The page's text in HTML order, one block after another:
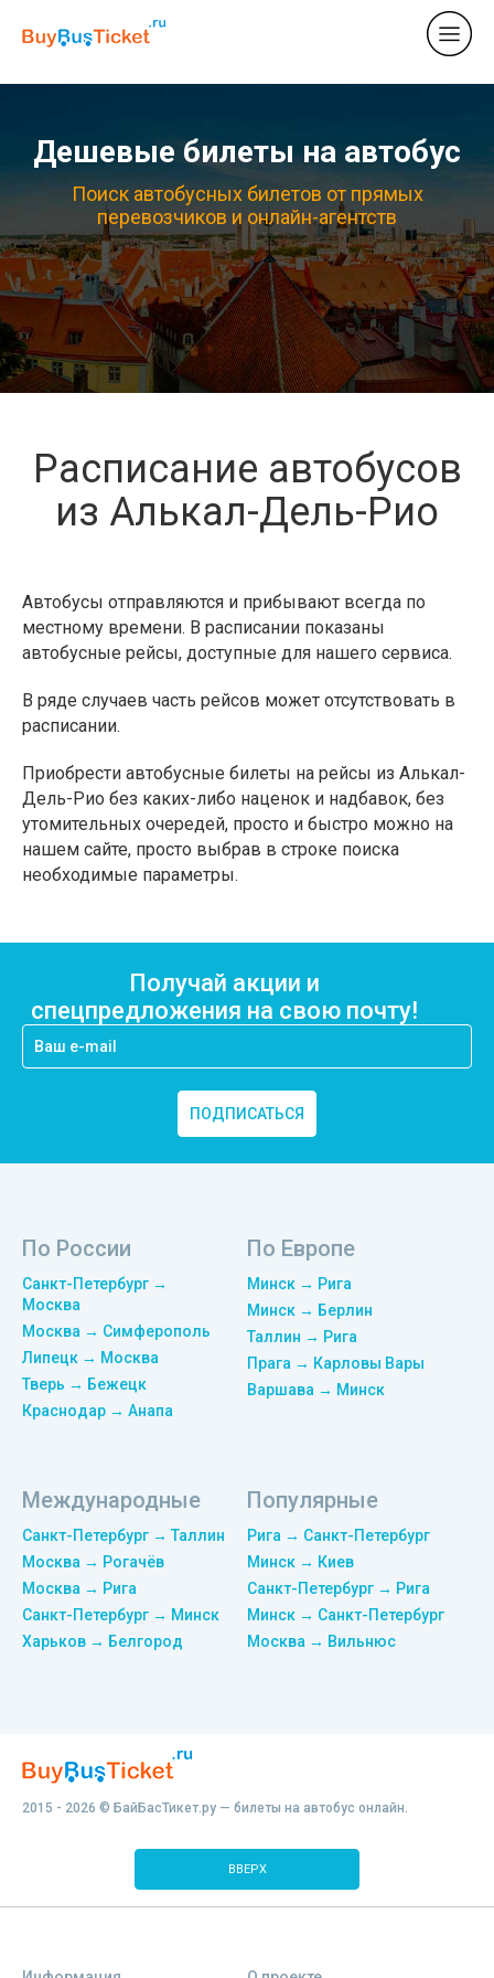
Дешевые билеты на автобус
Поиск автобусных билетов от прямых
перевозчиков и онлайн-агентств
Расписание автобусов
из Алькал-Дель-Рио
Автобусы отправляются и прибывают всегда по
местному времени. В расписании показаны
автобусные рейсы, доступные для нашего сервиса.
В ряде случаев часть рейсов может отсутствовать в
расписании.
Приобрести автобусные билеты на рейсы из Алькал-
Дель-Рио без каких-либо наценок и надбавок, без
утомительных очередей, просто и быстро можно на
нашем сайте, просто выбрав в строке поиска
необходимые параметры.
Получай акции и
спецпредложения на свою почту!
ПОДПИСАТЬСЯ
По России
Санкт-Петербург →
Москва
Москва → Симферополь
Липецк → Москва
Тверь → Бежецк
Краснодар → Анапа
По Европе
Минск → Рига
Минск → Берлин
Таллин → Рига
Прага → Карловы Вары
Варшава → Минск
Международные
Санкт-Петербург → Таллин
Москва → Рогачёв
Москва → Рига
Санкт-Петербург → Минск
Харьков → Белгород
Популярные
Рига → Санкт-Петербург
Минск → Киев
Санкт-Петербург → Рига
Минск → Санкт-Петербург
Москва → Вильнюс
2015 - 2026 © БайБасТикет.ру — билеты на автобус онлайн.
ВВЕРХ